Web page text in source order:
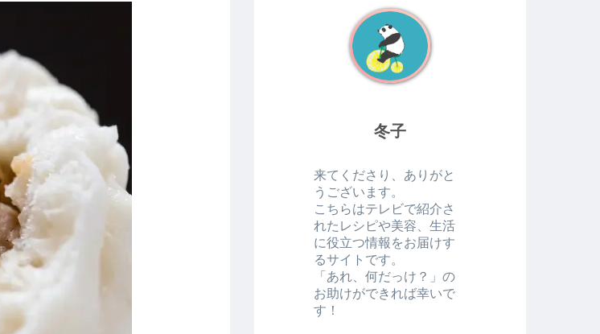
冬子
来てくださり、ありがと
うございます。
こちらはテレビで紹介さ
れたレシピや美容、生活
に役立つ情報をお届けす
るサイトです。
「あれ、何だっけ？」の
お助けができれば幸いで
す！